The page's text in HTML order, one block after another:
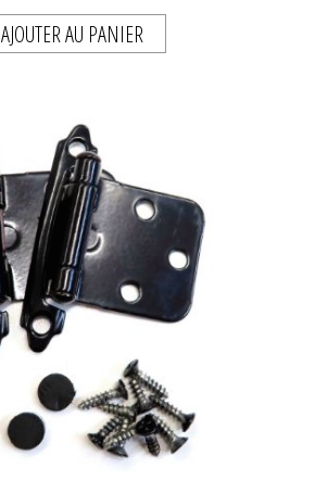
AJOUTER AU PANIER